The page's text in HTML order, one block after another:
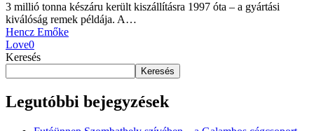
3 millió tonna készáru került kiszállításra 1997 óta – a gyártási
kiválóság remek példája. A…
Hencz Emőke
Love0
Keresés
Keresés
Legutóbbi bejegyzések